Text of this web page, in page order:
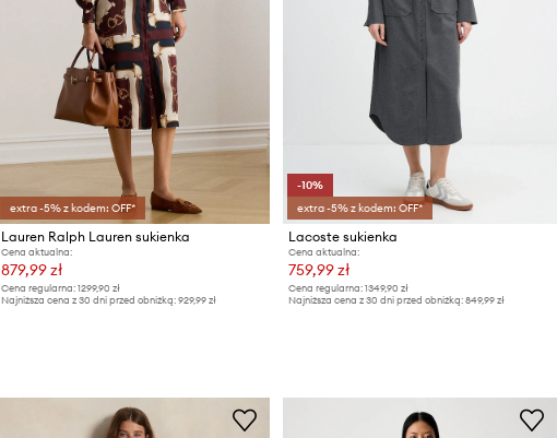
extra -5% z kodem: OFF*
Lauren Ralph Lauren sukienka
Cena aktualna:
879,99 zł
Cena regularna: 1299,90 zł
Najniższa cena z 30 dni przed obniżką: 929,99 zł
-10%
extra -5% z kodem: OFF*
Lacoste sukienka
Cena aktualna:
759,99 zł
Cena regularna: 1349,90 zł
Najniższa cena z 30 dni przed obniżką: 849,99 zł